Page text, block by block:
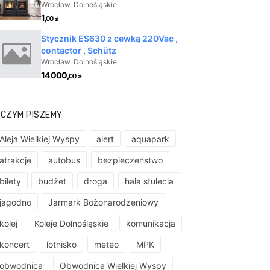
PISZEMY
Wielkiej Wyspy alert aquapark
autobus bezpieczeństwo
budżet droga hala stulecia
Jarmark Bożonarodzeniowy
Koleje Dolnośląskie komunikacja
lotnisko meteo MPK
Obwodnica Wielkiej Wyspy